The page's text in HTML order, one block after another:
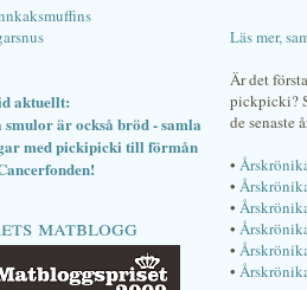
aktuellt:
smulor är också bröd - samla
med pickipicki till förmån
matblogg
Läs mer,
Är det
pickpicki?
de senaste
•
•
•
•
•
•